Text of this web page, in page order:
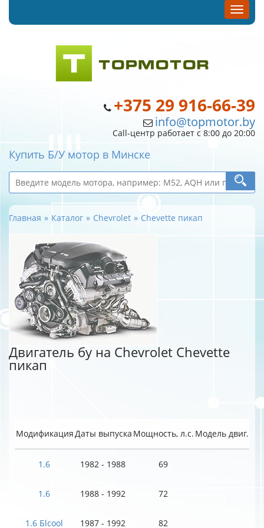
+375 29 916-66-39
info@topmotor.by
Call-центр работает с 8:00 до 20:00
Купить Б/У мотор в Минске
Главная Каталог Chevrolet Chevette пикап
Двигатель бу на Chevrolet Chevette
пикап
МодификацияДаты выпуска Мощность, л.с. Модель двиг.
1.6 1982 - 1988 69
1.6 1988 - 1992 72
1.6 Бlcool 1987 - 1992 82